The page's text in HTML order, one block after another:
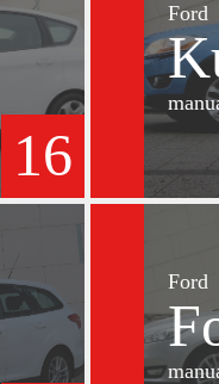
16
Ford
Ford